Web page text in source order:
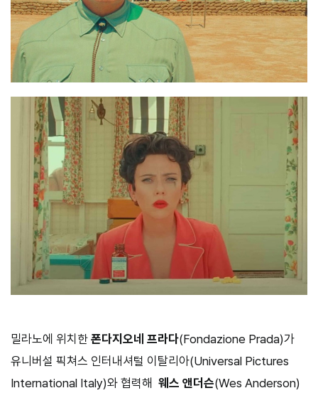
밀라노에 위치한 폰다지오네 프라다(Fondazione Prada)가
유니버설 픽쳐스 인터내셔털 이탈리아(Universal Pictures
International Italy)와 협력해 웨스 앤더슨(Wes Anderson)